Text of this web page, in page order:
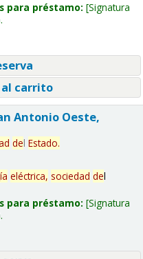
para préstamo: Signatura
carrito
Antonio Oeste,
del Estado.
eléctrica, sociedad del
para préstamo: Signatura